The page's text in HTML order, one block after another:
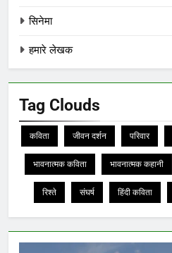
सिनेमा
हमारे लेखक
Tag Clouds
कविता जीवन दर्शन परिवार
भावनात्मक कविता भावनात्मक कहानी
रिश्ते संघर्ष हिंदी कविता